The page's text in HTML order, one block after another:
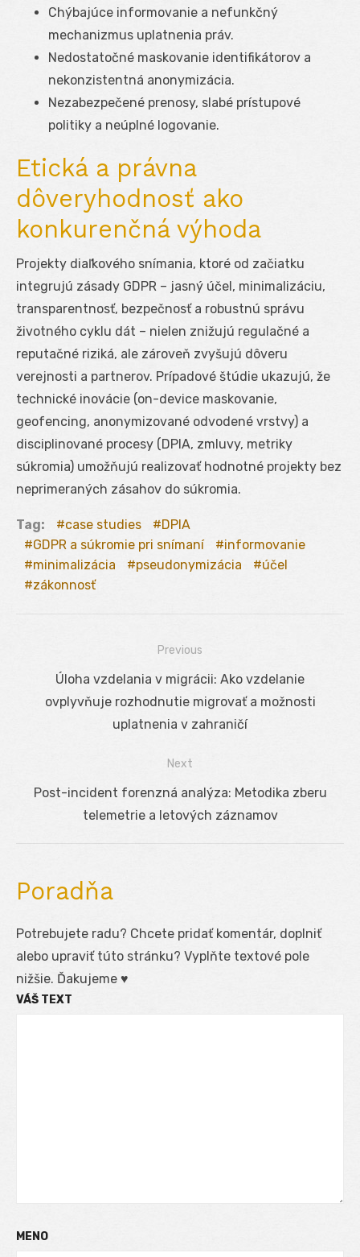
Chýbajúce informovanie a nefunkčný
mechanizmus uplatnenia práv.
Nedostatočné maskovanie identifikátorov a
nekonzistentná anonymizácia.
Nezabezpečené prenosy, slabé prístupové
politiky a neúplné logovanie.
Etická a právna
dôveryhodnosť ako
konkurenčná výhoda
Projekty diaľkového snímania, ktoré od začiatku
integrujú zásady GDPR – jasný účel, minimalizáciu,
transparentnosť, bezpečnosť a robustnú správu
životného cyklu dát – nielen znižujú regulačné a
reputačné riziká, ale zároveň zvyšujú dôveru
verejnosti a partnerov. Prípadové štúdie ukazujú, že
technické inovácie (on-device maskovanie,
geofencing, anonymizované odvodené vrstvy) a
disciplinované procesy (DPIA, zmluvy, metriky
súkromia) umožňujú realizovať hodnotné projekty bez
neprimeraných zásahov do súkromia.
Tag: case studies
DPIA
GDPR a súkromie pri snímaní
informovanie
minimalizácia
pseudonymizácia
účel
zákonnosť
Navigácia
Previous
Previous
post:
Úloha vzdelania v migrácii: Ako vzdelanie
ovplyvňuje rozhodnutie migrovať a možnosti
uplatnenia v zahraničí
Next
Next
Post-incident forenzná analýza: Metodika zberu
telemetrie a letových záznamov
Poradňa
Potrebujete radu? Chcete pridať komentár, doplniť
alebo upraviť túto stránku? Vyplňte textové pole
nižšie. Ďakujeme ♥
VÁŠ TEXT
MENO